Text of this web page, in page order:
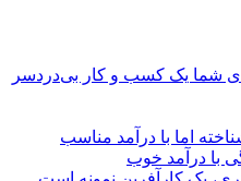
شما یک کسب و کار بی‌دردسر
اما با درآمد مناسب
با درآمد خوب